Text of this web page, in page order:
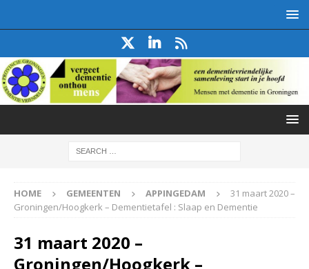
HOME GEMEENTEN APPINGEDAM
31 maart 2020 –
Groningen/Hoogkerk – Dementietafel : Slaap en Dementie
31 maart 2020 –
Groningen/Hoogkerk –